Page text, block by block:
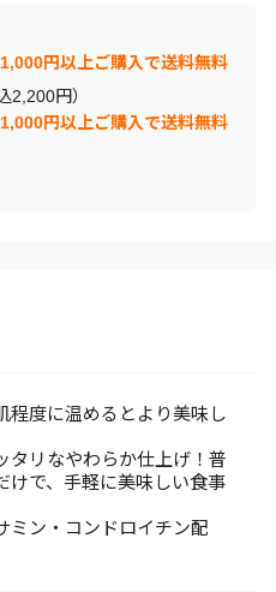
円以上ご購入で送料無料
2,200円）
円以上ご購入で送料無料
程度に温めるとより美味し
タリなやわらか仕上げ！普
けで、手軽に美味しい食事
ミン・コンドロイチン配